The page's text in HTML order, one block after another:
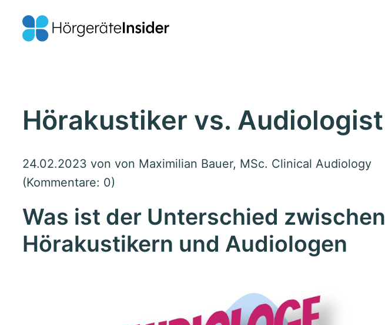
Hörakustiker vs. Audiologist
24.02.2023 von von Maximilian Bauer, MSc. Clinical Audiology
(Kommentare: 0)
Was ist der Unterschied zwischen
Hörakustikern und Audiologen